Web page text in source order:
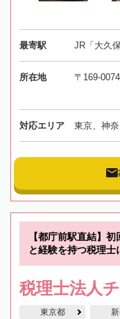
最寄駅 JR「大久
所在地 〒169-
対応エリア 東京、神
【都庁前駅直結】
と経験を持つ税理士
税理士法人
東京都